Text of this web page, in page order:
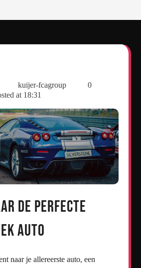
kuijer-fcagroup
0
at 18:31
de perfecte
auto
naar je allereerste auto, een